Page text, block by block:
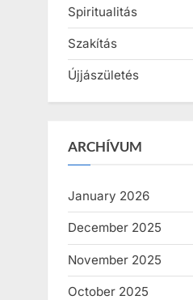
Spiritualitás
Szakítás
Újjászületés
ARCHÍVUM
January 2026
December 2025
November 2025
October 2025